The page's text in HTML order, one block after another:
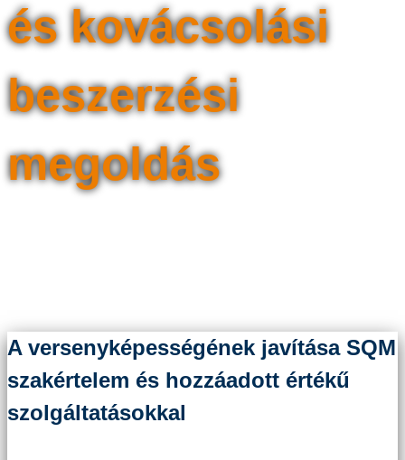
és kovácsolási
beszerzési
megoldás
A versenyképességének javítása SQM
szakértelem és hozzáadott értékű
szolgáltatásokkal